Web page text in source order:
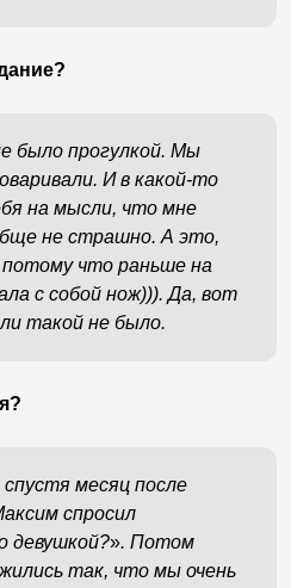
было прогулкой. Мы
И в какой-то
на мысли, что мне
не страшно. А это,
потому что раньше на
с собой нож))). Да, вот
такой не было.
месяц после
спросил
девушкой?». Потом
так, что мы очень